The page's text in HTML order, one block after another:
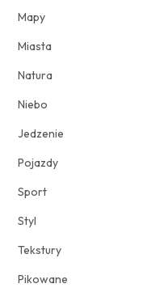
Mapy
Miasta
Natura
Niebo
Jedzenie
Pojazdy
Sport
Styl
Tekstury
Pikowane